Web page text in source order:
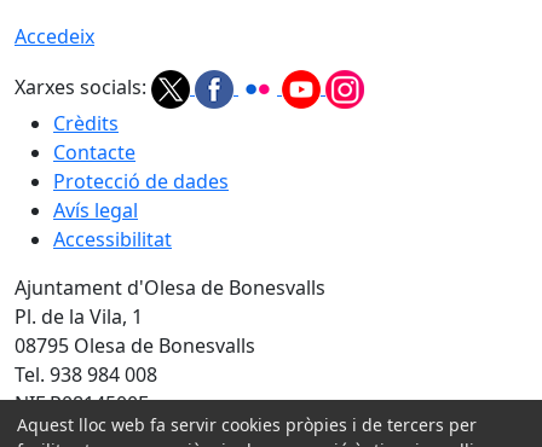
Accedeix
Xarxes socials:
Crèdits
Contacte
Protecció de dades
Avís legal
Accessibilitat
Ajuntament d'Olesa de Bonesvalls
Pl. de la Vila, 1
08795 Olesa de Bonesvalls
Tel. 938 984 008
NIF P0814500E
Aquest lloc web fa servir cookies pròpies i de tercers per